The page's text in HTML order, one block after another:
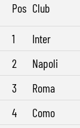
9:32
Mercato Roma,
sfuma, ora
Pos Club
1 Inter
2
Napoli
3
Roma
4
Como